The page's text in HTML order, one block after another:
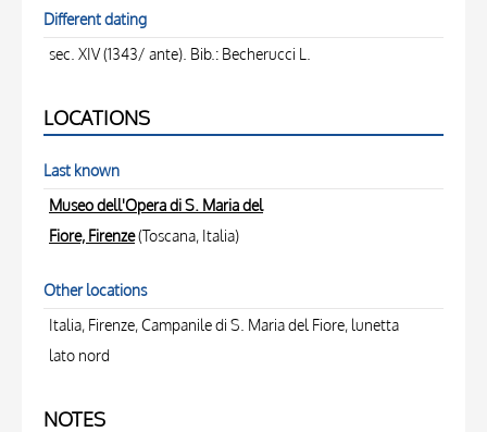
Different dating
sec. XIV (1343/ ante). Bib.: Becherucci L.
LOCATIONS
Last known
Museo dell'Opera di S. Maria del
Fiore, Firenze(Toscana, Italia)
Other locations
Italia, Firenze, Campanile di S. Maria del Fiore, lunetta
lato nord
NOTES